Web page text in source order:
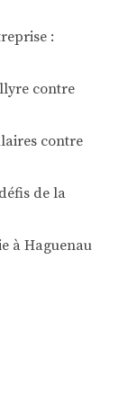
:
contre
contre
de la
à Haguenau